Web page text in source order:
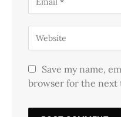
Save my name,
browser for the next